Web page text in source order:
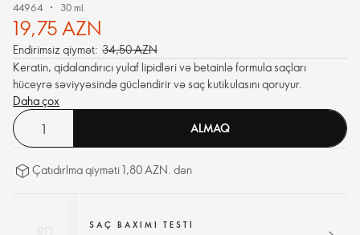
44964 30 ml.
19,75 AZN
Endirimsiz qiymət: 34,50 AZN
Keratin, qidalandırıcı yulaf lipidləri və betainlə formula saçları
hüceyrə səviyyəsində gücləndirir və saç kutikulasını qoruyur.
Daha çox
ALMAQ
Çatıdırlma qiyməti 1,80 AZN. dən
SAÇ BAXIMI TESTI